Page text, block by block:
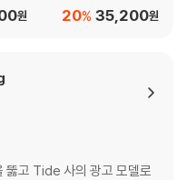
원
립케이스 한정판) : 블
35,200원
20%
뚫고 Tide 사의 광고 모델로